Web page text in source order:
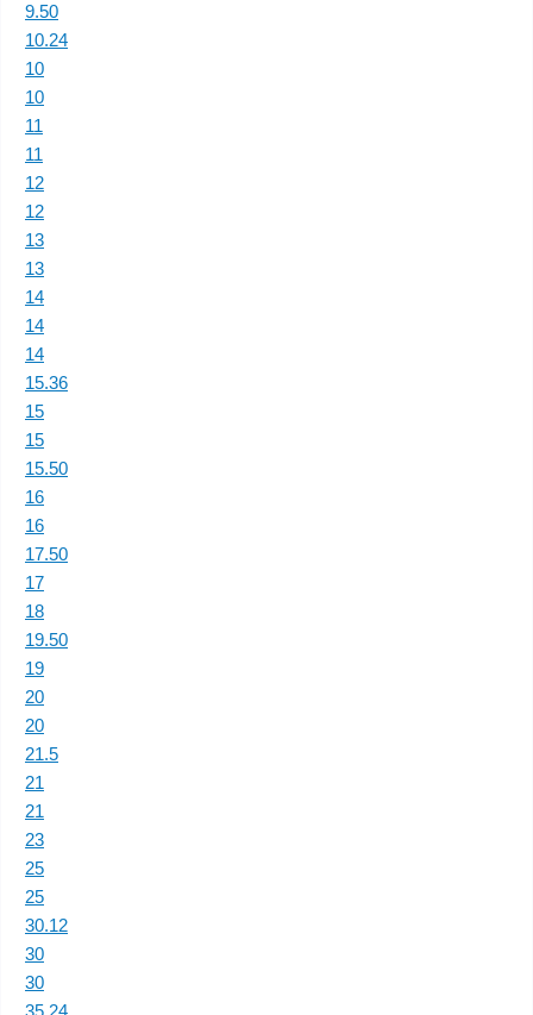
9.50
10.24
10
10
11
11
12
12
13
13
14
14
14
15.36
15
15
15.50
16
16
17.50
17
18
19.50
19
20
20
21.5
21
21
23
25
25
30.12
30
30